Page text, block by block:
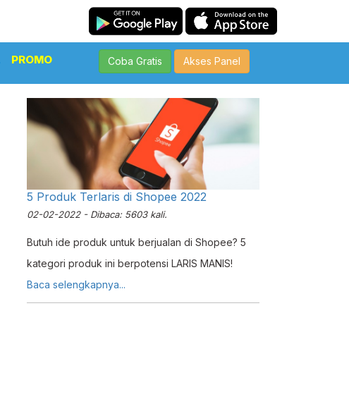
PROMO Coba Gratis Akses Panel
5 Produk Terlaris di Shopee 2022
02-02-2022 - Dibaca: 5603 kali.
Butuh ide produk untuk berjualan di Shopee? 5
kategori produk ini berpotensi LARIS MANIS!
Baca selengkapnya...